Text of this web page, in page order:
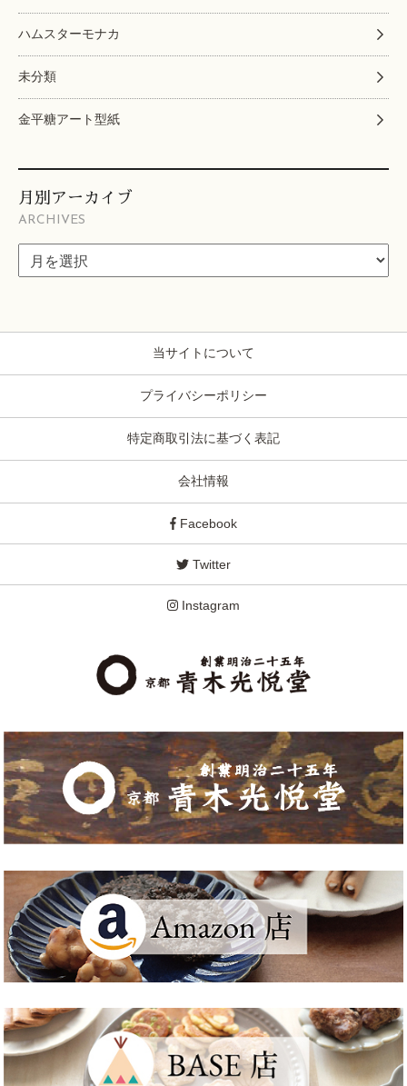
ハムスターモナカ
未分類
金平糖アート型紙
月別アーカイブ
ARCHIVES
当サイトについて
プライバシーポリシー
特定商取引法に基づく表記
会社情報
Facebook
Twitter
Instagram